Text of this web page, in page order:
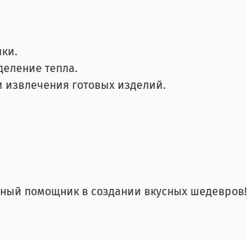
тепла.
готовых изделий.
помощник в создании вкусных шедевров!